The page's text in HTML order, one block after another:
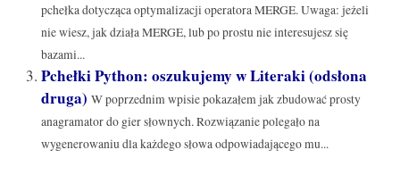
pchełka dotycząca optymalizacji operatora MERGE. Uwaga: jeżeli
nie wiesz, jak działa MERGE, lub po prostu nie interesujesz się
bazami...
Pchełki Python: oszukujemy w Literaki (odsłona
druga) W poprzednim wpisie pokazałem jak zbudować prosty
anagramator do gier słownych. Rozwiązanie polegało na
wygenerowaniu dla każdego słowa odpowiadającego mu...